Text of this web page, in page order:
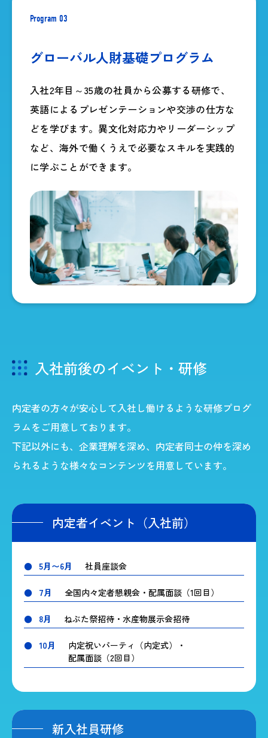
Program 03
グローバル人財基礎プログラム
入社2年目～35歳の社員から公募する研修で、
英語によるプレゼンテーションや交渉の仕方な
どを学びます。異文化対応力やリーダーシップ
など、海外で働くうえで必要なスキルを実践的
に学ぶことができます。​
入社前後のイベント・研修
内定者の方々が安心して入社し働けるような研修プログ
ラムをご用意しております。
下記以外にも、企業理解を深め、内定者同士の仲を深め
られるような様々なコンテンツを用意しています。
内定者イベント（入社前）
5月〜6月 社員座談会
7月 全国内々定者懇親会・ 配属面談（1回目）
8月 ねぶた祭招待・ 水産物展示会招待
10月
内定祝いパーティ（内定式）・
配属面談（2回目）
新入社員研修